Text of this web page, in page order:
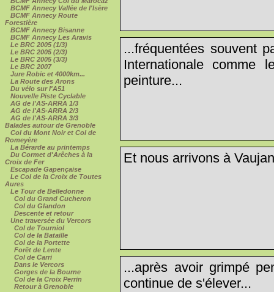
BCMF Annecy Vallée de l'Isère
BCMF Annecy Route
Forestière
BCMF Annecy Bisanne
BCMF Annecy Les Aravis
Le BRC 2005 (1/3)
Le BRC 2005 (2/3)
Le BRC 2005 (3/3)
Le BRC 2007
Jure Robic et 4000km...
La Route des Arons
Du vélo sur l'A51
Nouvelle Piste Cyclable
AG de l'AS-ARRA 1/3
AG de l'AS-ARRA 2/3
AG de l'AS-ARRA 3/3
Balades autour de Grenoble
Col du Mont Noir et Col de
Romeyère
La Bérarde au printemps
Du Cormet d'Arêches à la
Croix de Fer
Escapade Gapençaise
Le Col de la Croix de Toutes
Aures
Le Tour de Belledonne
Col du Grand Cucheron
Col du Glandon
Descente et retour
Une traversée du Vercors
Col de Tourniol
Col de la Bataille
Col de la Portette
Forêt de Lente
Col de Carri
Dans le Vercors
Gorges de la Bourne
Col de la Croix Perrin
Retour à Grenoble
...fréquentées souvent
Internationale comme
peinture...
Et nous arrivons à
...après avoir grimpé
continue de s'élever...